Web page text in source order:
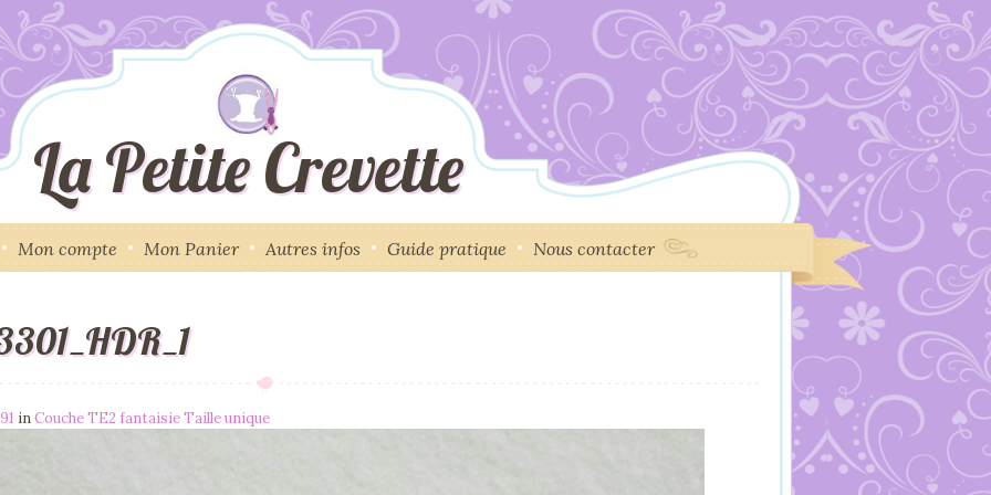
La Petite Crevette
Mon compte Mon Panier Autres infos Guide pratique Nous contacter
inCouche TE2 fantaisie Taille unique